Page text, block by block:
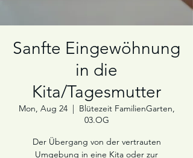
Sanfte Eingewöhnung
in die
Kita/Tagesmutter
Mon, Aug 24
  |
Blütezeit FamilienGarten,
03.OG
Der Übergang von der vertrauten
Umgebung in eine Kita oder zur